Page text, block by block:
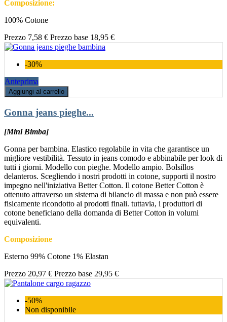
Composizione:
100% Cotone
Prezzo 7,58 € Prezzo base 18,95 €
-30%
Anteprima
Aggiungi al carrello
Gonna jeans pieghe...
[Mini Bimba]
Gonna per bambina. Elastico regolabile in vita che garantisce un
migliore vestibilità. Tessuto in jeans comodo e abbinabile per look di
tutti i giorni. Modello con pieghe. Modello ampio. Bolsillos
delanteros. Scegliendo i nostri prodotti in cotone, supporti il nostro
impegno nell'iniziativa Better Cotton. Il cotone Better Cotton è
ottenuto attraverso un sistema di bilancio di massa e non può essere
fisicamente ricondotto ai prodotti finali. tuttavia, i produttori di
cotone beneficiano della domanda di Better Cotton in volumi
equivalenti.
Composizione
Esterno 99% Cotone 1% Elastan
Prezzo 20,97 € Prezzo base 29,95 €
-50%
Non disponibile